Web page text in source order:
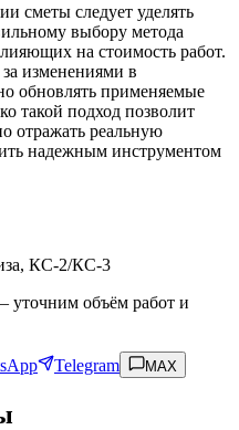
сметы следует уделять
выбору метода
на стоимость работ.
изменениями в
обновлять применяемые
такой подход позволит
отражать реальную
надежным инструментом
КС-2/КС-3
уточним объём работ и
Telegram MAX